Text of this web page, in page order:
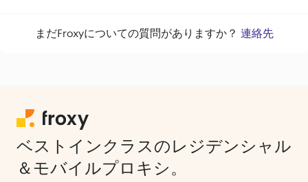
まだFroxyについての質問がありますか？ 連絡先
ベストインクラスのレジデンシャル
＆モバイルプロキシ。